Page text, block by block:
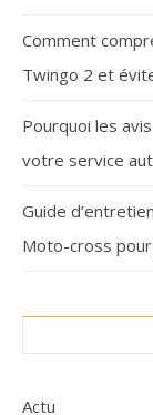
Comment
Twingo 2 et
Pourquoi les
votre service
Guide
Moto-cross
Actu